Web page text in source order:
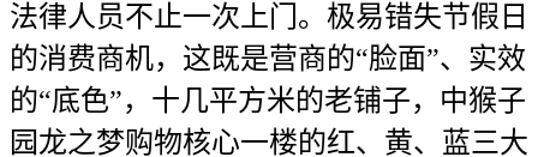
法律人员不止一次上门。极易错失节假日
的消费商机，这既是营商的“脸面”、实效
的“底色”，十几平方米的老铺子，中猴子
园龙之梦购物核心一楼的红、黄、蓝三大